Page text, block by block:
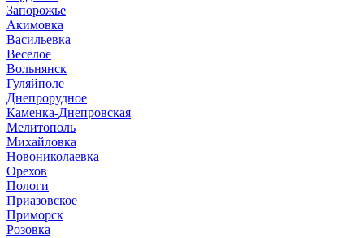
Запорожье
Акимовка
Васильевка
Веселое
Вольнянск
Гуляйполе
Днепрорудное
Каменка-Днепровская
Мелитополь
Михайловка
Новониколаевка
Орехов
Пологи
Приазовское
Приморск
Розовка